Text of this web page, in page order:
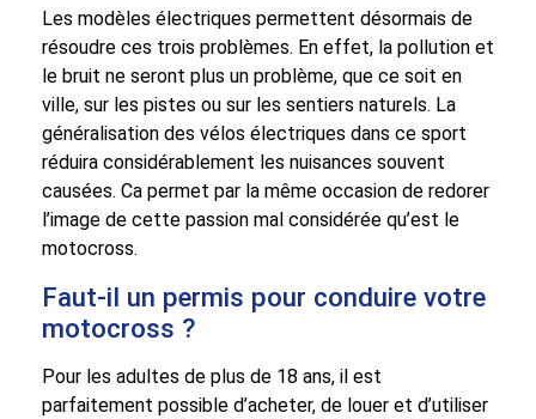
Les modèles électriques permettent désormais de
résoudre ces trois problèmes. En effet, la pollution et
le bruit ne seront plus un problème, que ce soit en
ville, sur les pistes ou sur les sentiers naturels. La
généralisation des vélos électriques dans ce sport
réduira considérablement les nuisances souvent
causées. Ca permet par la même occasion de redorer
l’image de cette passion mal considérée qu’est le
motocross.
Faut-il un permis pour conduire votre
motocross ?
Pour les adultes de plus de 18 ans, il est
parfaitement possible d’acheter, de louer et d’utiliser